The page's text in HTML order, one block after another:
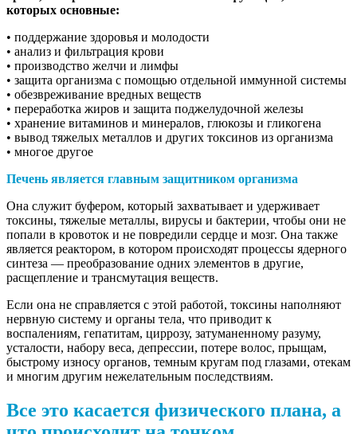
которых основные:
• поддержание здоровья и молодости
• анализ и фильтрация крови
• производство желчи и лимфы
• защита организма с помощью отдельной иммунной системы
• обезвреживание вредных веществ
• переработка жиров и защита поджелудочной железы
• хранение витаминов и минералов, глюкозы и гликогена
• вывод тяжелых металлов и других токсинов из организма
• многое другое
Печень является главным защитником организма
Она служит буфером, который захватывает и удерживает
токсины, тяжелые металлы, вирусы и бактерии, чтобы они не
попали в кровоток и не повредили сердце и мозг. Она также
является реактором, в котором происходят процессы ядерного
синтеза — преобразование одних элементов в другие,
расщепление и трансмутация веществ.
Если она не справляется с этой работой, токсины наполняют
нервную систему и органы тела, что приводит к
воспалениям, гепатитам, циррозу, затуманенному разуму,
усталости, набору веса, депрессии, потере волос, прыщам,
быстрому износу органов, темным кругам под глазами, отекам
и многим другим нежелательным последствиям.
Все это касается физического плана, а